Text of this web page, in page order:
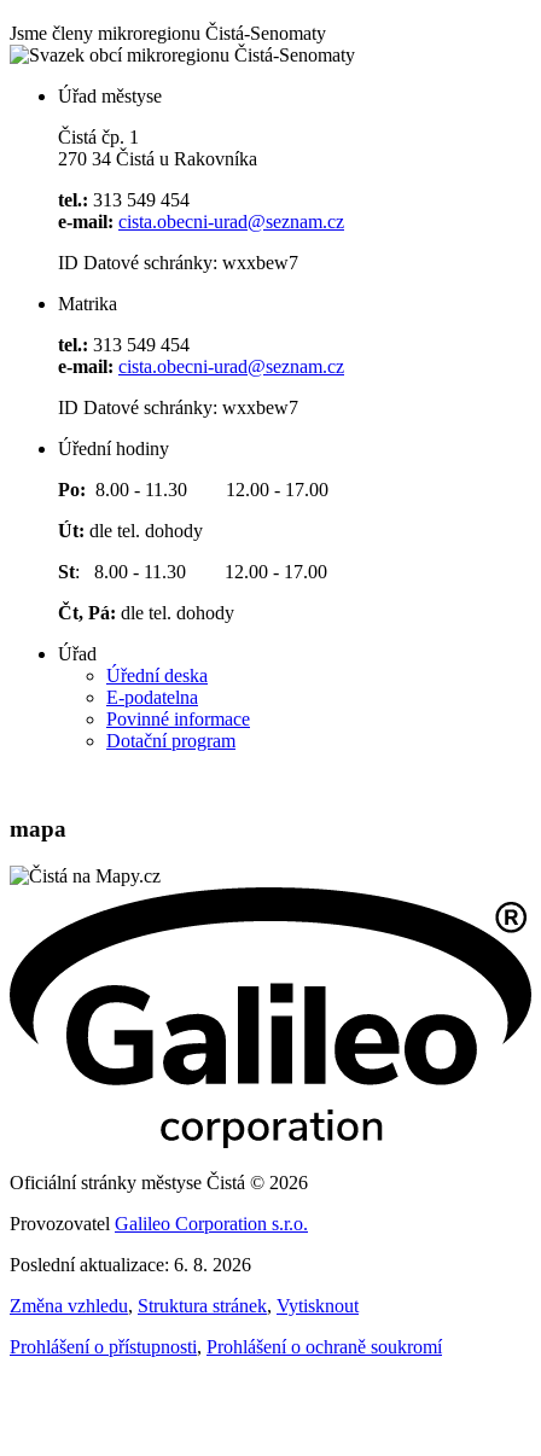
Jsme členy mikroregionu Čistá-Senomaty
Úřad městyse
Čistá čp. 1
270 34 Čistá u Rakovníka
tel.: 313 549 454
e-mail: cista.obecni-urad@seznam.cz
ID Datové schránky: wxxbew7
Matrika
tel.: 313 549 454
e-mail: cista.obecni-urad@seznam.cz
ID Datové schránky: wxxbew7
Úřední hodiny
Po: 8.00 - 11.30 12.00 - 17.00
Út: dle tel. dohody
St: 8.00 - 11.30 12.00 - 17.00
Čt, Pá: dle tel. dohody
Úřad
Úřední deska
E-podatelna
Povinné informace
Dotační program
mapa
Oficiální stránky městyse Čistá © 2026
Provozovatel Galileo Corporation s.r.o.
Poslední aktualizace: 6. 8. 2026
Změna vzhledu, Struktura stránek, Vytisknout
Prohlášení o přístupnosti, Prohlášení o ochraně soukromí